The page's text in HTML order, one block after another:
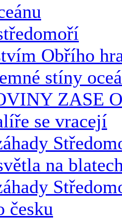
Obřího
stíny
ZASE
se vracejí
na
česku